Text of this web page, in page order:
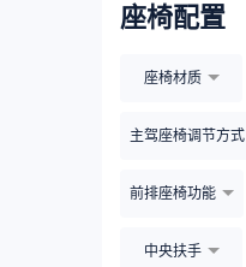
座椅配置
座椅材质
主驾座椅调节方式
前排座椅功能
中央扶手